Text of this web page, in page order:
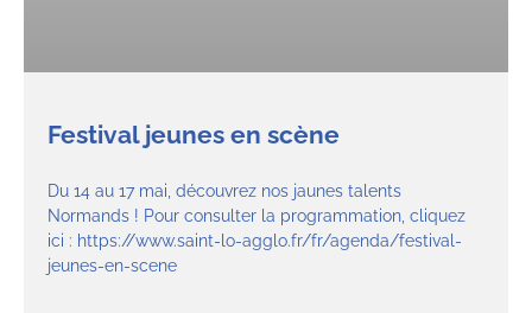
Festival jeunes en scène
Du 14 au 17 mai, découvrez nos jaunes talents
Normands ! Pour consulter la programmation, cliquez
ici : https://www.saint-lo-agglo.fr/fr/agenda/festival-
jeunes-en-scene